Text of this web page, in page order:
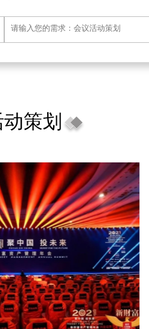
策划